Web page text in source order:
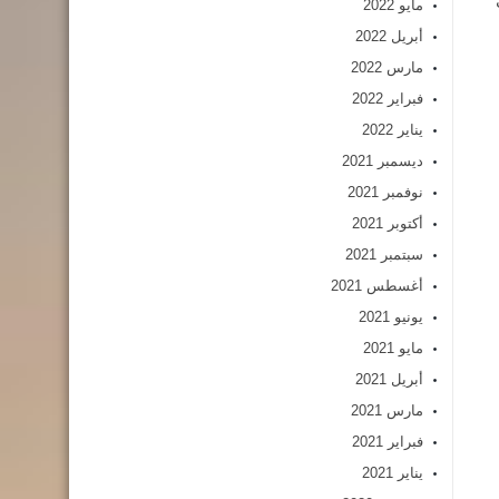
مايو 2022
أبريل 2022
مارس 2022
فبراير 2022
يناير 2022
ديسمبر 2021
نوفمبر 2021
أكتوبر 2021
سبتمبر 2021
أغسطس 2021
يونيو 2021
مايو 2021
أبريل 2021
مارس 2021
فبراير 2021
يناير 2021